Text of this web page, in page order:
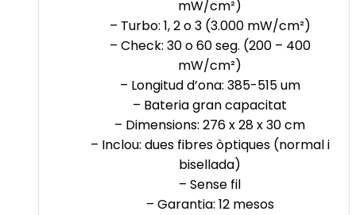
mW/cm²)
– Turbo: 1, 2 o 3 (3.000 mW/cm²)
– Check: 30 o 60 seg. (200 – 400
mW/cm²)
– Longitud d’ona: 385-515 um
– Bateria gran capacitat
– Dimensions: 276 x 28 x 30 cm
– Inclou: dues fibres òptiques (normal i
bisellada)
– Sense fil
– Garantia: 12 mesos